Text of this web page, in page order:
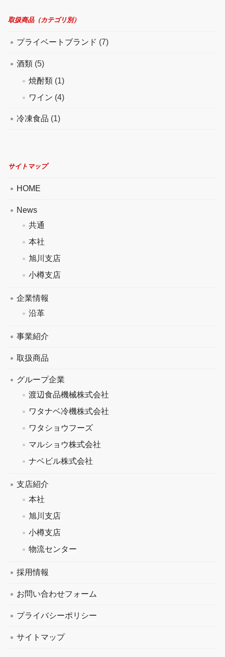
取扱商品（カテゴリ別）
プライベートブランド (7)
酒類 (5)
焼酎類 (1)
ワイン (4)
冷凍食品 (1)
サイトマップ
HOME
News
共通
本社
旭川支店
小樽支店
企業情報
沿革
事業紹介
取扱商品
グループ企業
渡辺食品機械株式会社
ワタナベ冷機株式会社
ワタショウフーズ
マルショウ株式会社
ナベビル株式会社
支店紹介
本社
旭川支店
小樽支店
物流センター
採用情報
お問い合わせフォーム
プライバシーポリシー
サイトマップ